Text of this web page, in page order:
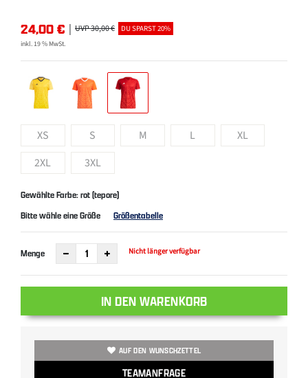
24,00 € | UVP 30,00 € DU SPARST 20%
inkl. 19 % MwSt.
XS S M L
XL
2XL
3XL
Gewählte Farbe: rot (tepore)
Bitte wähle eine Größe
Größentabelle
Menge Nicht länger verfügbar
IN DEN WARENKORB
AUF DEN WUNSCHZETTEL
TEAMANFRAGE